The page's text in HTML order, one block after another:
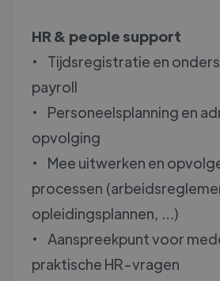
HR & people support
• Tijdsregistratie en
payroll
• Personeelsplanning en
opvolging
• Mee uitwerken en
processen
opleidingsplannen, …)
• Aanspreekpunt voor
praktische HR-vragen